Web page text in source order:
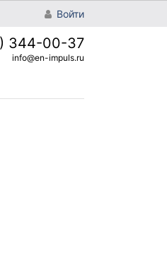
Войти
344-00-37
info@en-impuls.ru